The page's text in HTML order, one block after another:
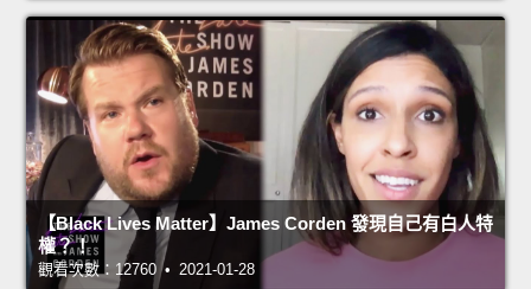
【Black Lives Matter】James Corden 發現自己有白人特
權？！
觀看次數：12760 • 2021-01-28